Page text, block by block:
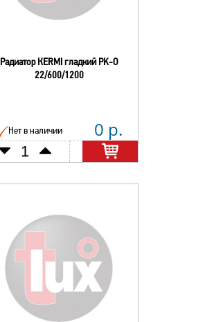
Радиатор КERMI гладкий РK-О
22/600/1200
Нет в наличии 0 р.